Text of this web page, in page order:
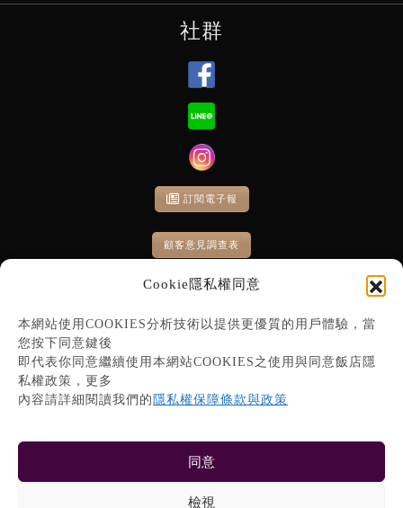
Cookie隱私權同意
本網站使用COOKIES分析技術以提供更優質的用戶體驗，當
您按下同意鍵後
即代表你同意繼續使用本網站COOKIES之使用與同意飯店隱
私權政策，更多
內容請詳細閱讀我們的 隱私權保障條款與政策
同意
檢視
社群
訂閱電子報
顧客意見調查表